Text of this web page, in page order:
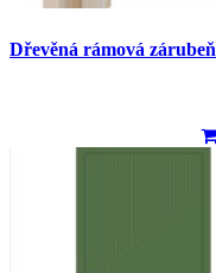
Dřevěná rámová